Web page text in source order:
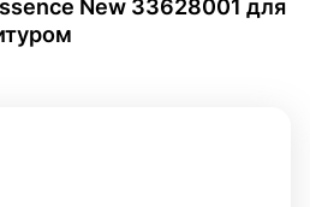
New 33628001 для